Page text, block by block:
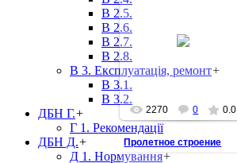
В 2.5.
В 2.6.
В 2.7.
В 2.8.
В 3. Експлуатація, ремонт+
В 3.1.
В 3.2.
ДБН Г.+
Г 1. Рекомендації
ДБН Д.+
Д 1. Нормування+
2014-10-04
2270 0 0.0
Пролетное строение